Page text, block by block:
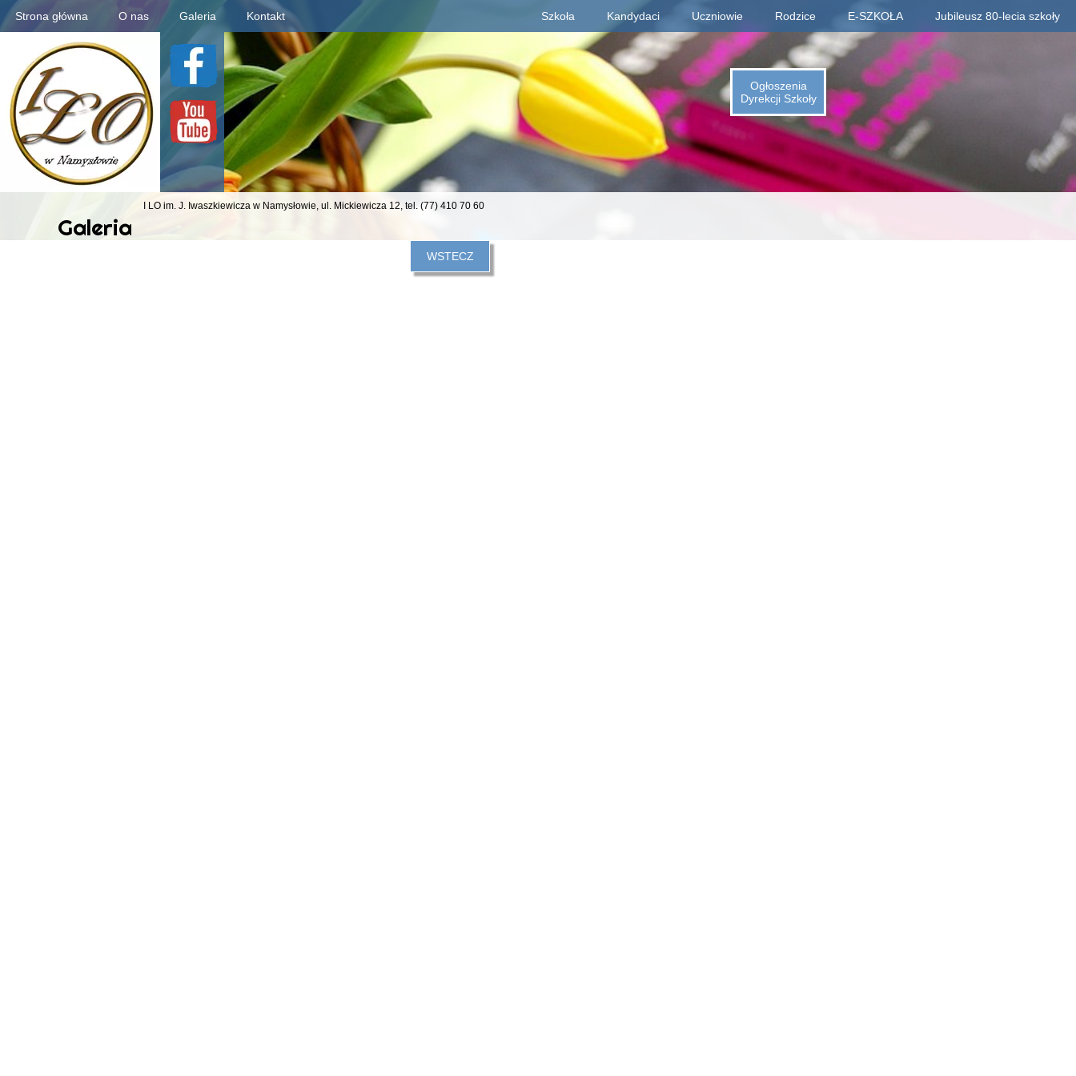
Galeria
WSTECZ
Strona główna O nas Galeria Kontakt Szkoła
Deklaracja dostępności
Kandydaci Uczniowie Rodzice E-SZKOŁA Jubileusz 80-lecia szkoły
Informacje o jubileuszu
Kalendarium 1945-2025
Animacje (liczby, daty)
Ogłoszenia
Dyrekcji Szkoły
I LO im. J. Iwaszkiewicza w Namysłowie, ul. Mickiewicza 12, tel. (77) 410 70 60